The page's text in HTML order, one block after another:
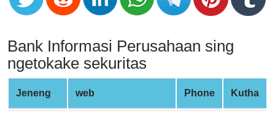
Credit
Generator
Random
Credit
Card
Generator
Bank Informasi Perusahaan sing
ngetokake sekuritas
Jeneng web Phone Kutha